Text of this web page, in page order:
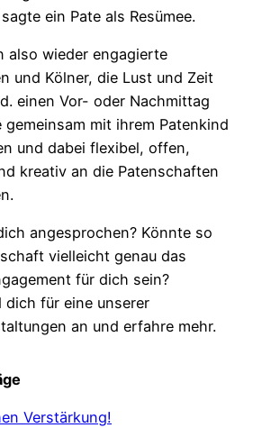
ein Pate als Resümee.
also wieder engagierte
und Kölner, die Lust und Zeit
einen Vor- oder Nachmittag
gemeinsam mit ihrem Patenkind
und dabei flexibel, offen,
kreativ an die Patenschaften
angesprochen? Könnte so
vielleicht genau das
für dich sein?
dich für eine unserer
an und erfahre mehr.
Verstärkung!